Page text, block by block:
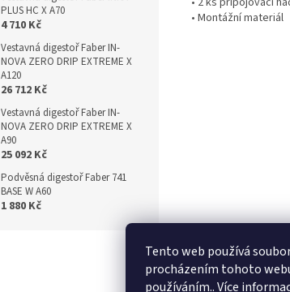
Tento web používá
procházením tohoto
používáním.. Více
PLUS HC X A70
4 710 Kč
Vestavná digestoř Faber IN-
NOVA ZERO DRIP EXTREME X
A120
26 712 Kč
Vestavná digestoř Faber IN-
NOVA ZERO DRIP EXTREME X
A90
25 092 Kč
Podvěsná digestoř Faber 741
BASE W A60
1 880 Kč
• Montážní materiál
stavební pouzdra